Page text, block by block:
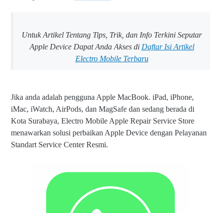
Untuk Artikel Tentang Tips, Trik, dan Info Terkini Seputar
Apple Device Dapat Anda Akses di Daftar Isi Artikel
Electro Mobile Terbaru
Jika anda adalah pengguna Apple MacBook. iPad, iPhone,
iMac, iWatch, AirPods, dan MagSafe dan sedang berada di
Kota Surabaya, Electro Mobile Apple Repair Service Store
menawarkan solusi perbaikan Apple Device dengan Pelayanan
Standart Service Center Resmi.